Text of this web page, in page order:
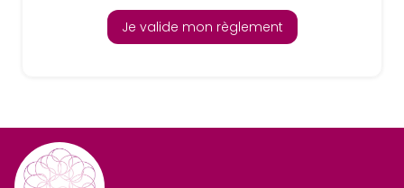
Je valide mon règlement